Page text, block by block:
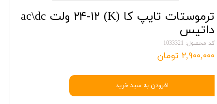
ترموستات تایپ کا (K) ۲۴-۱۲ ولت ac\dc
داتیس
کد محصول: 1033321
۲,۹۰۰,۰۰۰ تومان
افزودن به سبد خرید